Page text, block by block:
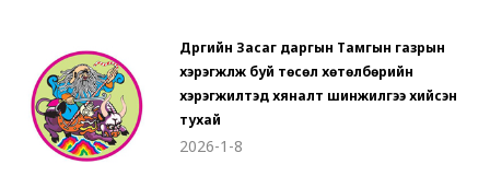
Дүүргийн Засаг даргын Тамгын газрын
хэрэгжүүлж буй төсөл хөтөлбөрийн
хэрэгжилтэд хяналт шинжилгээ хийсэн
тухай
2026-1-8